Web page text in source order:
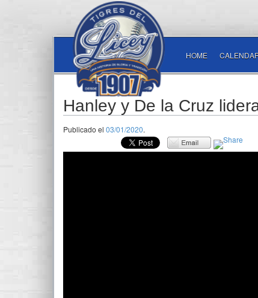
HOME
Hanley y De la Cruz
Publicado el 03/01/2020.